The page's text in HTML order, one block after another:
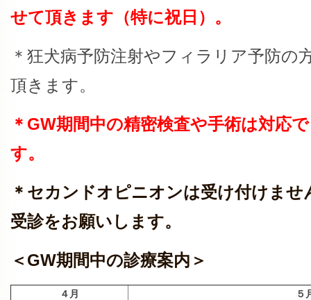
せて頂きます（特に祝日）。
＊狂犬病予防注射やフィラリア予防の
頂きます。
＊GW期間中の精密検査や手術は対応
す。
＊セカンドオピニオンは受け付けま
受診をお願いします。
＜GW期間中の診療案内＞
４月 ５